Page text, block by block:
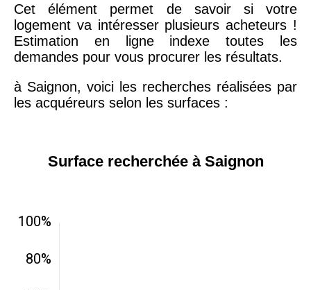
Cet élément permet de savoir si votre
logement va intéresser plusieurs acheteurs !
Estimation en ligne indexe toutes les
demandes pour vous procurer les résultats.
à Saignon, voici les recherches réalisées par
les acquéreurs selon les surfaces :
Surface recherchée à Saignon